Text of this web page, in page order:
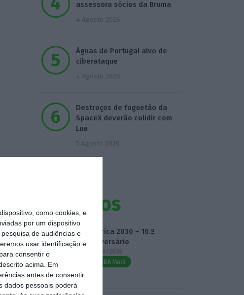
como cookies, e
por um dispositivo
de audiências e
usar identificação e
consentir o
acima. Em
antes de consentir
dados pessoais poderá
assessora sócios da Bruma
4 Agosto 2026
Águas de Portugal alvo de
ciberataque
4 Agosto 2026
Destroços de foguetão da
SpaceX deverão colidir com
Lua
5 Agosto 2026
Eventos
Fábrica 2030 – 10.º
Aniversário
14/10/2026
SAIBA MAIS